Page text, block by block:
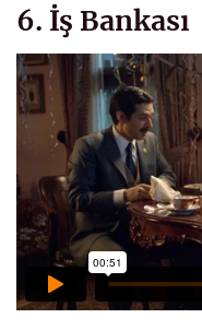
6. İş Bankası